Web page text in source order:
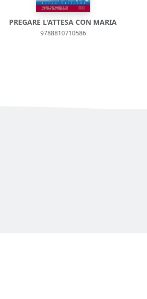
PREGARE L'ATTESA CON MARIA
9788810710586